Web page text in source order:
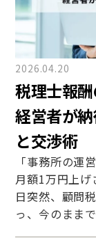
2026.04.20
税理士報
経営者が
と交渉術
「事務所の運
月額1万円上
日突然、顧問
っ、今のまま